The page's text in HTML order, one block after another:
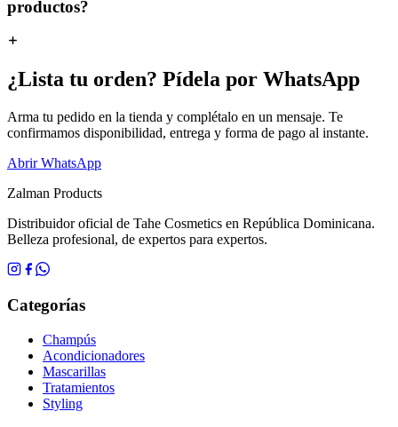
productos?
¿Lista tu orden? Pídela por WhatsApp
Arma tu pedido en la tienda y complétalo en un mensaje. Te
confirmamos disponibilidad, entrega y forma de pago al instante.
Abrir WhatsApp
Zalman Products
Distribuidor oficial de Tahe Cosmetics en República Dominicana.
Belleza profesional, de expertos para expertos.
Categorías
Champús
Acondicionadores
Mascarillas
Tratamientos
Styling